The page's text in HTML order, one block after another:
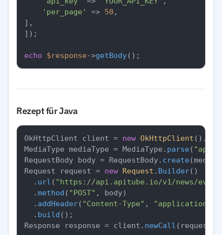
'per_page'
=> 50 ,
],
]);
echo $response->getBody
Rezept für Java
OkHttpClient client = new OkHttpClient ().
MediaType mediaType = MediaType. parse(
RequestBody body = RequestBody. create
Request request = new Request . Builder()
		.
url ( "https://api.apitube.io/v1/news/
		.
method ( "POST" , body)
		.
addHeader( "Content-Type" ,
"application/
		.
build ();
Response response = client. newCall (request).